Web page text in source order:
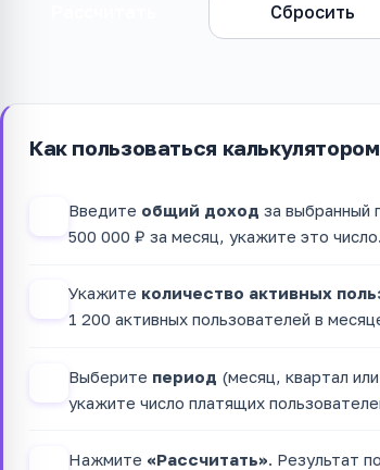
Сбросить
Как пользоваться калькулятором
Введите общий доход за выбранный
500 000 ₽ за месяц, укажите это число.
Укажите количество активных
1 200 активных пользователей в
Выберите период (месяц, квартал
укажите число платящих
Нажмите «Рассчитать». Результат